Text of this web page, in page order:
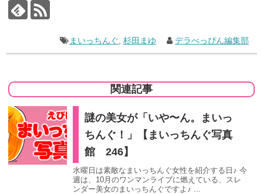
まいっちんぐ ,杉田まゆ デラべっぴん編集部
関連記事
謎の美女が「いや〜ん。まいっ
ちんぐ！」【まいっちんぐ写真
館 246】
水曜日は素敵なまいっちんぐ女性を紹介する日♪ 今
週は、10月のワンマンライブに燃えている、スレ
ンダー美女のまいっちんぐですよ♪ ...